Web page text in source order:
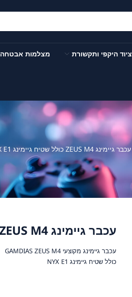
ציוד היקפי ותקשורת מצלמות אבטחה
עכבר גיימינג ZEUS M4 כולל שטיח גיימינג NYX E1
עכבר גיימינג ZEUS M4 כולל שטיח גיימינג NYX E1
עכבר גיימינג מקוצעי GAMDIAS ZEUS M4
כולל שטיח גיימינג NYX E1